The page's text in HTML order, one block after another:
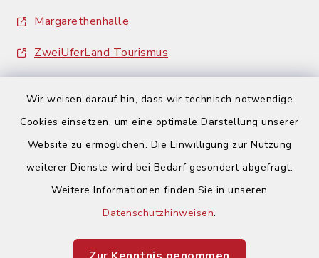
Wir weisen darauf hin, dass wir technisch notwendige
Cookies einsetzen, um eine optimale Darstellung unserer
Website zu ermöglichen. Die Einwilligung zur Nutzung
weiterer Dienste wird bei Bedarf gesondert abgefragt.
Weitere Informationen finden Sie in unseren
Datenschutzhinweisen.
Margarethenhalle
ZweiUferLand Tourismus
Barrierefreiheit